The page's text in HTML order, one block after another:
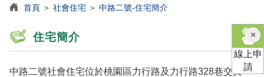
首頁 ＞ 社會住宅 ＞ 中路二號-住宅簡介
住宅簡介
中路二號社會住宅位於桃園區力行路及力行路328巷交叉
×關
閉
線上申
請